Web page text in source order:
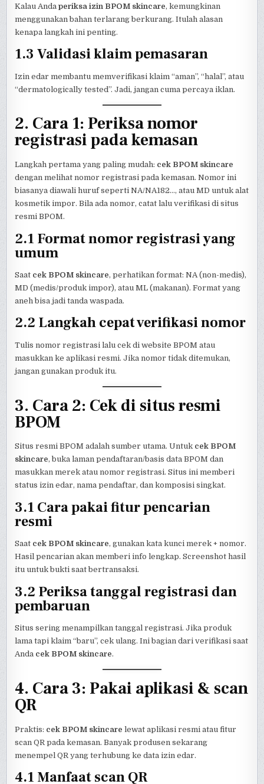
Kalau Andaperiksa izin BPOM skincare, kemungkinan
menggunakan bahan terlarang berkurang. Itulah alasan
kenapa langkah ini penting.
1.3 Validasi klaim pemasaran
Izin edar membantu memverifikasi klaim “aman”, “halal”, atau
“dermatologically tested”. Jadi, jangan cuma percaya iklan.
2. Cara 1: Periksa nomor
registrasi pada kemasan
Langkah pertama yang paling mudah: cek BPOM skincare
dengan melihat nomor registrasi pada kemasan. Nomor ini
biasanya diawali huruf seperti NA/NA182…, atau MD untuk alat
kosmetik impor. Bila ada nomor, catat lalu verifikasi di situs
resmi BPOM.
2.1 Format nomor registrasi yang
umum
Saat cek BPOM skincare, perhatikan format: NA (non-medis),
MD (medis/produk impor), atau ML (makanan). Format yang
aneh bisa jadi tanda waspada.
2.2 Langkah cepat verifikasi nomor
Tulis nomor registrasi lalu cek di website BPOM atau
masukkan ke aplikasi resmi. Jika nomor tidak ditemukan,
jangan gunakan produk itu.
3. Cara 2: Cek di situs resmi
BPOM
Situs resmi BPOM adalah sumber utama. Untuk cek BPOM
skincare, buka laman pendaftaran/basis data BPOM dan
masukkan merek atau nomor registrasi. Situs ini memberi
status izin edar, nama pendaftar, dan komposisi singkat.
3.1 Cara pakai fitur pencarian
resmi
Saat cek BPOM skincare, gunakan kata kunci merek + nomor.
Hasil pencarian akan memberi info lengkap. Screenshot hasil
itu untuk bukti saat bertransaksi.
3.2 Periksa tanggal registrasi dan
pembaruan
Situs sering menampilkan tanggal registrasi. Jika produk
lama tapi klaim “baru”, cek ulang. Ini bagian dari verifikasi saat
Anda cek BPOM skincare.
4. Cara 3: Pakai aplikasi & scan
QR
Praktis: cek BPOM skincare lewat aplikasi resmi atau fitur
scan QR pada kemasan. Banyak produsen sekarang
menempel QR yang terhubung ke data izin edar.
4.1 Manfaat scan QR